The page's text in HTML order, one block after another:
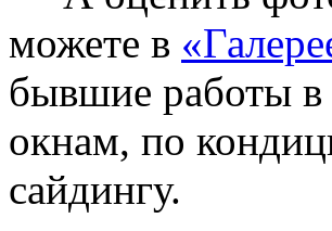
можете в
бывшие работы
окнам, по
сайдингу.